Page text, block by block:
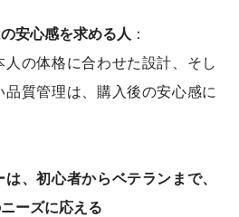
安心感を求める人 ：
人の体格に合わせた設計、そし
品質管理は、購入後の安心感に
、初心者からベテランまで、
ーズに応える